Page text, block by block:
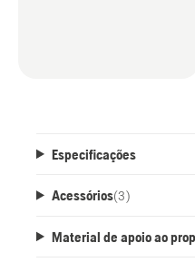
Especificações
Acessórios(3)
Material de apoio ao